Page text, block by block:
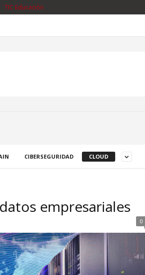
TIC Educación
CIBERSEGURIDAD CLOUD
empresariales
0